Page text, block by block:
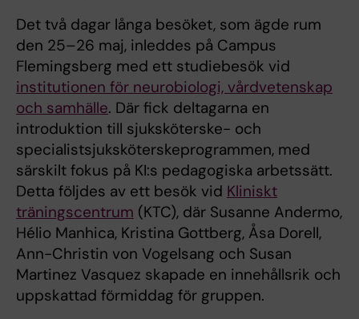
Det två dagar långa besöket, som ägde rum
den 25–26 maj, inleddes på Campus
Flemingsberg med ett studiebesök vid
institutionen för neurobiologi, vårdvetenskap
och samhälle. Där fick deltagarna en
introduktion till sjuksköterske- och
specialistsjuksköterskeprogrammen, med
särskilt fokus på KI:s pedagogiska arbetssätt.
Detta följdes av ett besök vid Kliniskt
träningscentrum (KTC), där Susanne Andermo,
Hélio Manhica, Kristina Gottberg, Åsa Dorell,
Ann-Christin von Vogelsang och Susan
Martinez Vasquez skapade en innehållsrik och
uppskattad förmiddag för gruppen.